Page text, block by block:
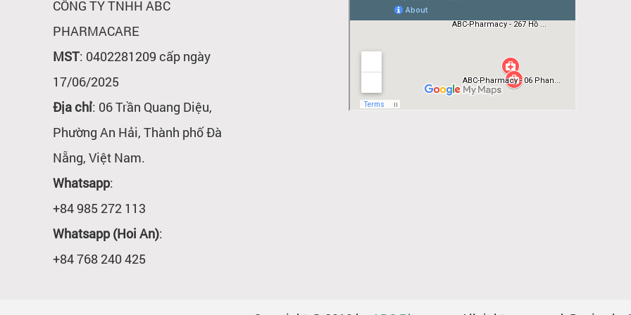
CÔNG TY TNHH ABC
PHARMACARE
MST: 0402281209 cấp ngày
17/06/2025
Địa chỉ: 06 Trần Quang Diệu,
Phường An Hải, Thành phố Đà
Nẵng, Việt Nam.
Whatsapp:
+84 985 272 113
Whatsapp (Hoi An):
+84 768 240 425